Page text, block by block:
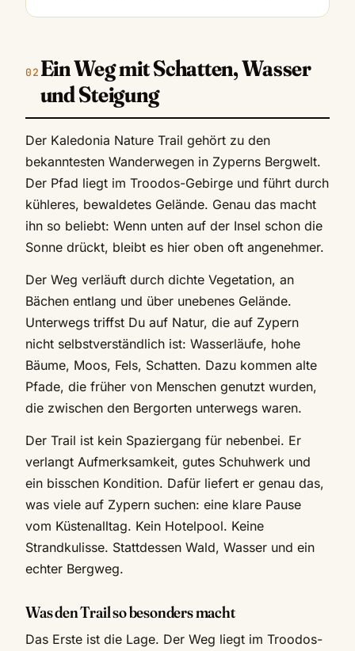
Ein Weg mit Schatten, Wasser
und Steigung
Der Kaledonia Nature Trail gehört zu den
bekanntesten Wanderwegen in Zyperns Bergwelt.
Der Pfad liegt im Troodos-Gebirge und führt durch
kühleres, bewaldetes Gelände. Genau das macht
ihn so beliebt: Wenn unten auf der Insel schon die
Sonne drückt, bleibt es hier oben oft angenehmer.
Der Weg verläuft durch dichte Vegetation, an
Bächen entlang und über unebenes Gelände.
Unterwegs triffst Du auf Natur, die auf Zypern
nicht selbstverständlich ist: Wasserläufe, hohe
Bäume, Moos, Fels, Schatten. Dazu kommen alte
Pfade, die früher von Menschen genutzt wurden,
die zwischen den Bergorten unterwegs waren.
Der Trail ist kein Spaziergang für nebenbei. Er
verlangt Aufmerksamkeit, gutes Schuhwerk und
ein bisschen Kondition. Dafür liefert er genau das,
was viele auf Zypern suchen: eine klare Pause
vom Küstenalltag. Kein Hotelpool. Keine
Strandkulisse. Stattdessen Wald, Wasser und ein
echter Bergweg.
Was den Trail so besonders macht
Das Erste ist die Lage. Der Weg liegt im Troodos-